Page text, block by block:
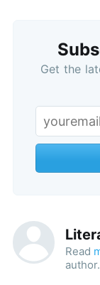
Get the
Read
author.